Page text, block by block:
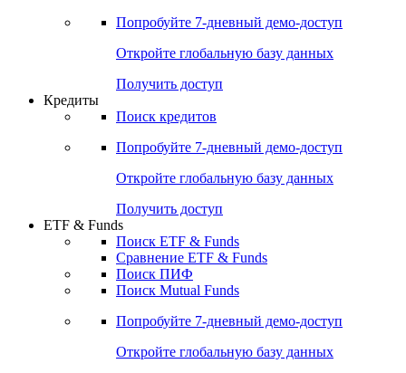
Попробуйте 7-дневный демо-доступ
Откройте глобальную базу данных
Получить доступ
Кредиты
Поиск кредитов
Попробуйте 7-дневный демо-доступ
Откройте глобальную базу данных
Получить доступ
ETF & Funds
Поиск ETF & Funds
Сравнение ETF & Funds
Поиск ПИФ
Поиск Mutual Funds
Попробуйте 7-дневный демо-доступ
Откройте глобальную базу данных